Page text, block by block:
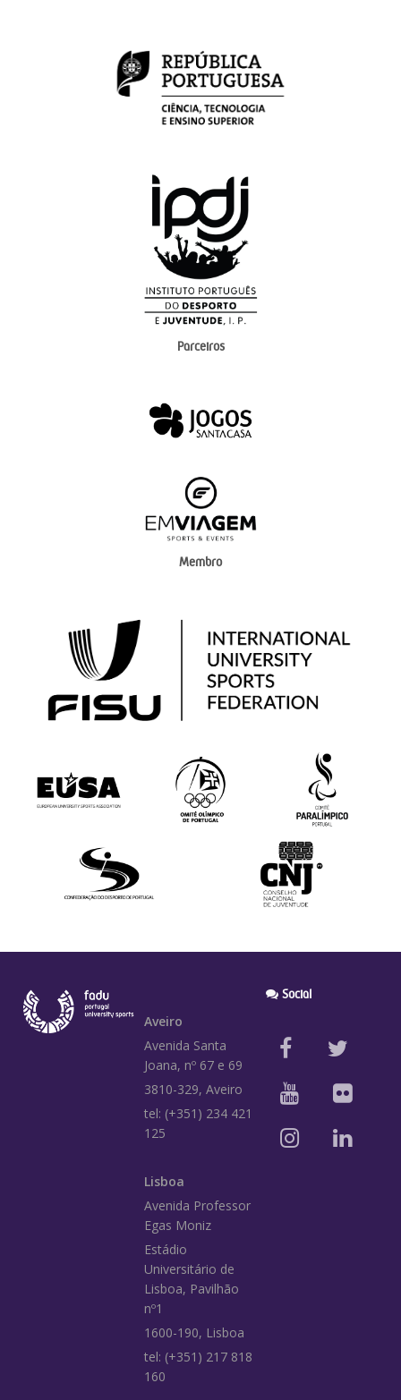
Parceiros
Membro
Aveiro
Avenida Santa
Joana, nº 67 e 69
3810-329, Aveiro
tel: (+351) 234 421
125
Lisboa
Avenida Professor
Egas Moniz
Estádio
Universitário de
Lisboa, Pavilhão
nº1
1600-190, Lisboa
tel: (+351) 217 818
160
Social